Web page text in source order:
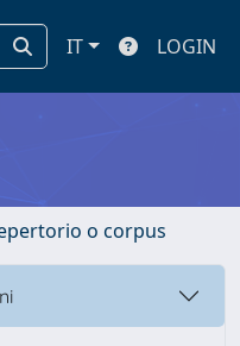
IT LOGIN
o corpus